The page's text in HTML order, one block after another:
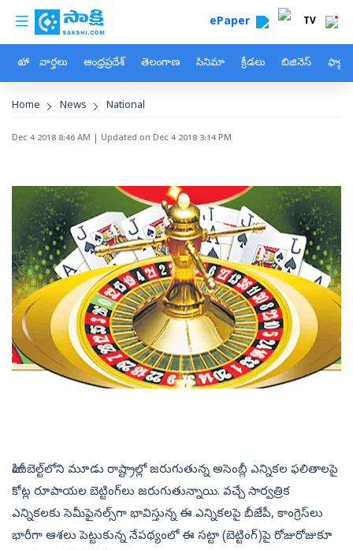
Skip to main content
custom menu ePaper TV
హోం వార్తలు ఆంధ్రప్రదేశ్ తెలంగాణ సినిమా క్రీడలు బిజినెస్
Breadcrumb
Home News National
Dec 4 2018 8:46 AM | Updated on Dec 4 2018 3:14 PM
హిందీబెల్ట్‌లోని మూడు రాష్ట్రాల్లో జరుగుతున్న అసెంబ్లీ ఎన్నికల ఫలితాలపై
కోట్ల రూపాయల బెట్టింగ్‌లు జరుగుతున్నాయి. వచ్చే సార్వత్రిక
ఎన్నికలకు సెమీఫైనల్స్‌గా భావిస్తున్న ఈ ఎన్నికలపై బీజేపీ, కాంగ్రెస్‌లు
భారీగా ఆశలు పెట్టుకున్న నేపథ్యంలో ఈ సట్టా (బెట్టింగ్‌)పై రోజురోజుకూ